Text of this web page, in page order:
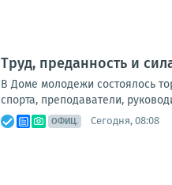
Труд, преданность и
В Доме молодежи состоялось
спорта, преподаватели,
ОФИЦ. Сегодня, 08:08